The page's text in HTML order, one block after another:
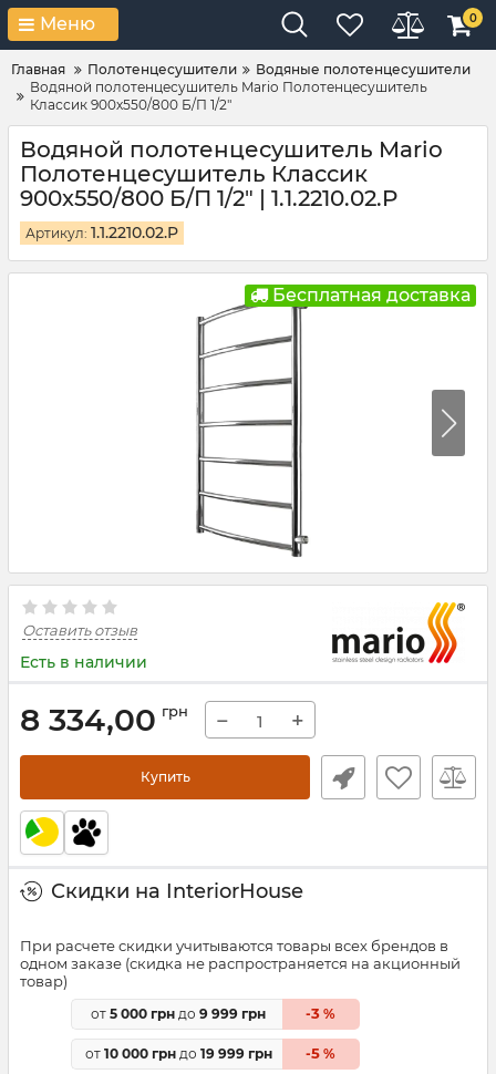
Меню 0
Главная Полотенцесушители
Водяные полотенцесушители
Водяной полотенцесушитель Mario Полотенцесушитель
Классик 900х550/800 Б/П 1/2"
Водяной полотенцесушитель Mario
Полотенцесушитель Классик
900х550/800 Б/П 1/2" | 1.1.2210.02.P
Артикул: 1.1.2210.02.P
Бесплатная доставка
Оставить отзыв
Есть в наличии
8 334,00 грн − +
Купить
Скидки на InteriorHouse
При расчете скидки учитываются товары всех брендов в
одном заказе (скидка не распространяется на акционный
товар)
от 5 000 грн до 9 999 грн -3 %
от 10 000 грндо 19 999 грн -5 %